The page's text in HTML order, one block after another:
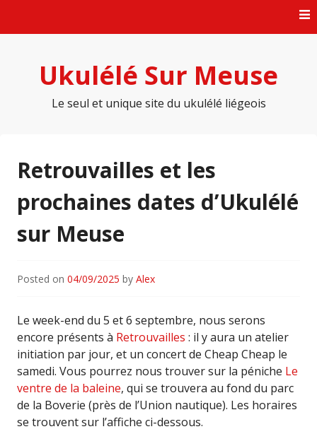
Ukulélé Sur Meuse
Le seul et unique site du ukulélé liégeois
Retrouvailles et les
prochaines dates d’Ukulélé
sur Meuse
Posted on 04/09/2025 by Alex
Le week-end du 5 et 6 septembre, nous serons
encore présents à Retrouvailles : il y aura un atelier
initiation par jour, et un concert de Cheap Cheap le
samedi. Vous pourrez nous trouver sur la péniche Le
ventre de la baleine, qui se trouvera au fond du parc
de la Boverie (près de l’Union nautique). Les horaires
se trouvent sur l’affiche ci-dessous.